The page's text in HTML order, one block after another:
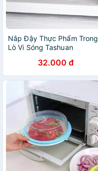
Nắp Đậy Thực Phẩm Trong
Lò Vi Sóng Tashuan
32.000 đ